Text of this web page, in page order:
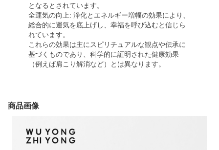
となるとされています。
全運気の向上: 浄化とエネルギー増幅の効果により、
総合的に運気を底上げし、幸福を呼び込むと信じら
れています。
これらの効果は主にスピリチュアルな観点や伝承に
基づくものであり、科学的に証明された健康効果
（例えば肩こり解消など）とは異なります。
商品画像